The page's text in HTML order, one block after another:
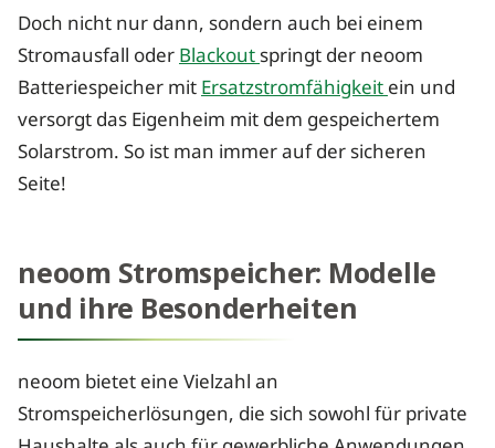
Doch nicht nur dann, sondern auch bei einem
Stromausfall oderBlackoutspringt der neoom
Batteriespeicher mitErsatzstromfähigkeitein und
versorgt das Eigenheim mit dem gespeichertem
Solarstrom. So ist man immer auf der sicheren
Seite!
neoom Stromspeicher: Modelle
und ihre Besonderheiten
neoom bietet eine Vielzahl an
Stromspeicherlösungen, die sich sowohl für private